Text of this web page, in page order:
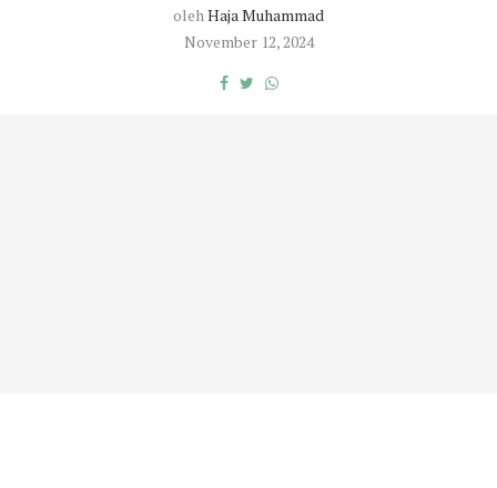
olehHaja Muhammad
November 12, 2024